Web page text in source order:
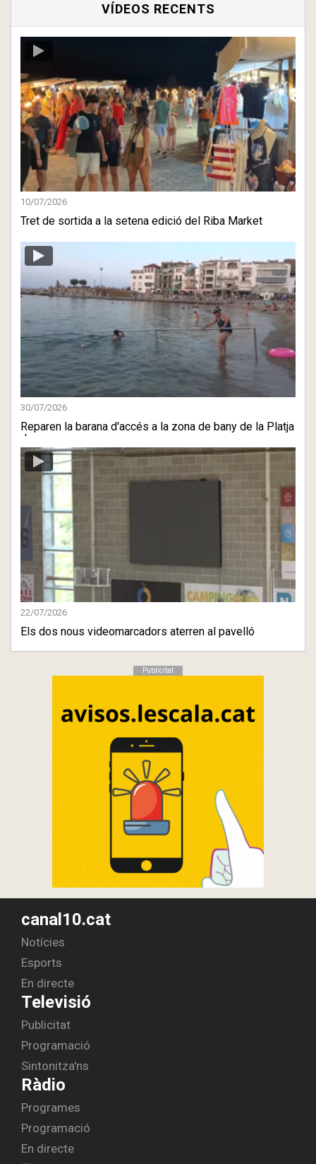
VÍDEOS RECENTS
10/07/2026
Tret de sortida a la setena edició del Riba Market
30/07/2026
Reparen la barana d'accés a la zona de bany de la Platja
despr ...
22/07/2026
Els dos nous videomarcadors aterren al pavelló
Publicitat
canal10.cat
Notícies
Esports
En directe
Televisió
Publicitat
Programació
Sintonitza'ns
Ràdio
Programes
Programació
En directe